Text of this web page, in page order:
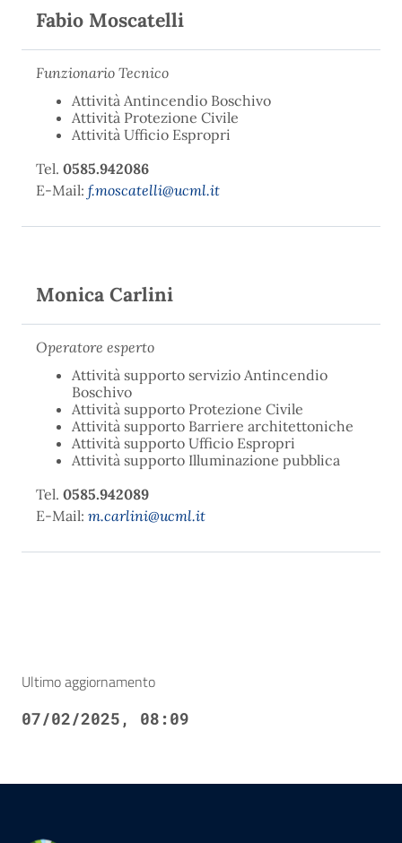
Fabio Moscatelli
Funzionario Tecnico
Attività Antincendio Boschivo
Attività Protezione Civile
Attività Ufficio Espropri
Tel. 0585.942086
E-Mail: f.moscatelli@ucml.it
Monica Carlini
Operatore esperto
Attività supporto servizio Antincendio
Boschivo
Attività supporto Protezione Civile
Attività supporto Barriere architettoniche
Attività supporto Ufficio Espropri
Attività supporto Illuminazione pubblica
Tel. 0585.942089
E-Mail: m.carlini@ucml.it
Ultimo aggiornamento
07/02/2025, 08:09